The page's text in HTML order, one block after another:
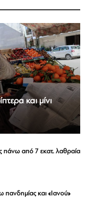
και μίνι
πάνω από 7 εκατ. λαθραία
και «Ιανού»